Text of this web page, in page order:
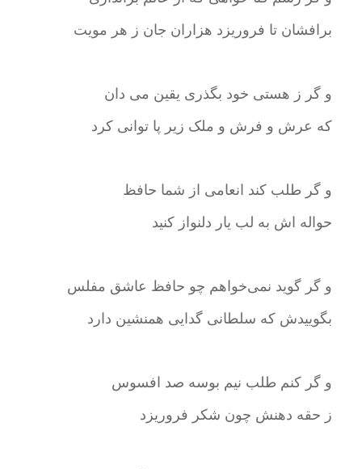
برافشان تا فروریزد هزاران جان ز هر مویت
و گر ز هستی خود بگذری یقین می دان
که عرش و فرش و ملک زیر پا توانی کرد
و گر طلب کند انعامی از شما حافظ
حواله اش به لب یار دلنواز کنید
و گر گوید نمی‌خواهم چو حافظ عاشق مفلس
بگوییدش که سلطانی گدایی همنشین دارد
و گر کنم طلب نیم بوسه صد افسوس
ز حقه دهنش چون شکر فروریزد